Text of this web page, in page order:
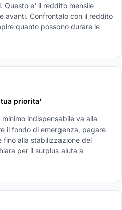
Questo e' il reddito mensile
avanti. Confrontalo con il reddito
quanto possono durare le
priorita'
indispensabile va alla
il fondo di emergenza, pagare
alla stabilizzazione del
per il surplus aiuta a